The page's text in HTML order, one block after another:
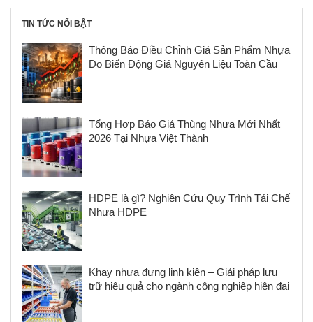
TIN TỨC NỔI BẬT
Thông Báo Điều Chỉnh Giá Sản Phẩm Nhựa
Do Biến Động Giá Nguyên Liệu Toàn Cầu
Tổng Hợp Báo Giá Thùng Nhựa Mới Nhất
2026 Tại Nhựa Việt Thành
HDPE là gì? Nghiên Cứu Quy Trình Tái Chế
Nhựa HDPE
Khay nhựa đựng linh kiện – Giải pháp lưu
trữ hiệu quả cho ngành công nghiệp hiện đại